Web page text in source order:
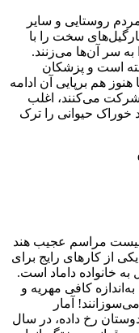
حدود 100 نفر از مردم روستایی و سایر
سخت را با
به سر آن‌ها می‌زنند.
است و پزشکان
هنوز هم برپایی آن ادامه
می‌کنند، اغلب
خوراک حیوانی را ترک
لیست مراسم عجیب هند
از کارهای رایج برای
به خانواده داماد است.
کافی مهریه و
آمار
رخ داده، در سال